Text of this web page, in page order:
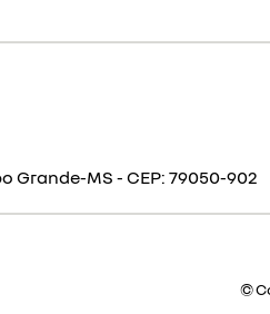
Grande-MS- CEP: 79050-902
©